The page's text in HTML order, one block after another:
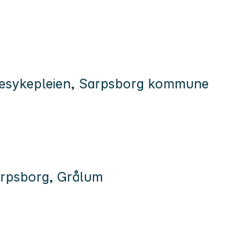
Sarpsborg kommune
Grålum